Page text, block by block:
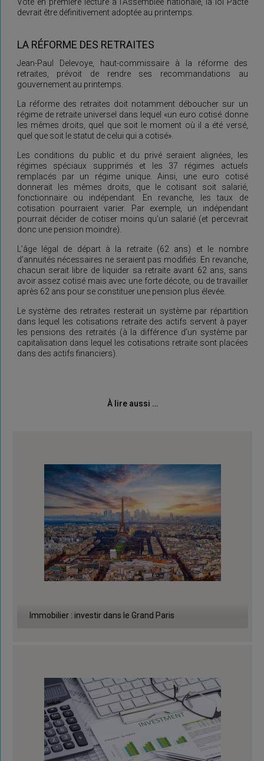
Voté en première lecture à l’Assemblée nationale, la loi Pacte
devrait être définitivement adoptée au printemps.
LA RÉFORME DES RETRAITES
Jean-Paul Delevoye, haut-commissaire à la réforme des
retraites, prévoit de rendre ses recommandations au
gouvernement au printemps.
La réforme des retraites doit notamment déboucher sur un
régime de retraite universel dans lequel «un euro cotisé donne
les mêmes droits, quel que soit le moment où il a été versé,
quel que soit le statut de celui qui a cotisé».
Les conditions du public et du privé seraient alignées, les
régimes spéciaux supprimés et les 37 régimes actuels
remplacés par un régime unique. Ainsi, une euro cotisé
donnerait les mêmes droits, que le cotisant soit salarié,
fonctionnaire ou indépendant. En revanche, les taux de
cotisation pourraient varier. Par exemple, un indépendant
pourrait décider de cotiser moins qu’un salarié (et percevrait
donc une pension moindre).
L’âge légal de départ à la retraite (62 ans) et le nombre
d’annuités nécessaires ne seraient pas modifiés. En revanche,
chacun serait libre de liquider sa retraite avant 62 ans, sans
avoir assez cotisé mais avec une forte décote, ou de travailler
après 62 ans pour se constituer une pension plus élevée.
Le système des retraites resterait un système par répartition
dans lequel les cotisations retraite des actifs servent à payer
les pensions des retraités (à la différence d’un système par
capitalisation dans lequel les cotisations retraite sont placées
dans des actifs financiers).
À lire aussi …
Immobilier : investir dans le Grand Paris